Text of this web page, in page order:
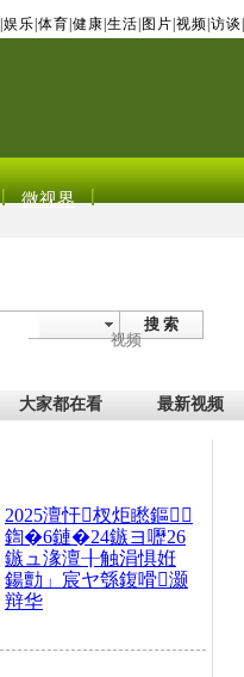
娱乐 体育 健康 生活 图片 视频 访谈
微视界
搜 索
视频
大家都在看 最新视频
2025澶忓杈炬矁鏂
鍧�6鏈�24鏃ヨ嚦26
鏃ュ湪澶╂触涓惧姙
鍚勯」宸ヤ綔鍑嗗灏
辩华